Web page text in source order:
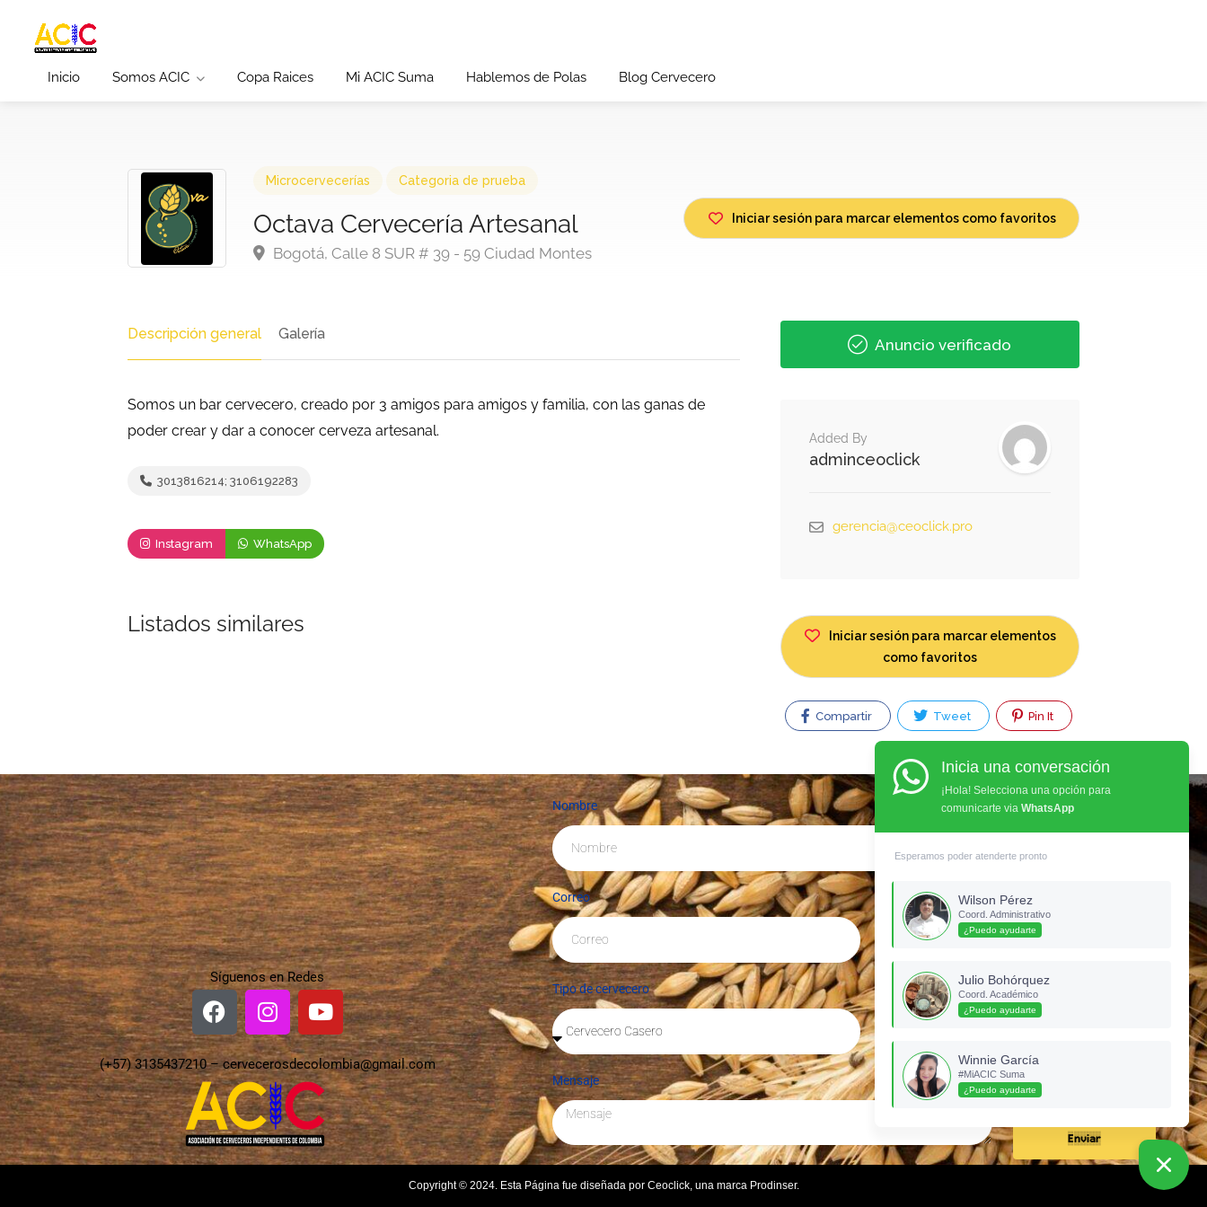
Inicio Somos ACIC Copa Raices Mi ACIC Suma Hablemos de Polas Blog Cervecero
Microcervecerías Categoria de prueba
Octava Cervecería Artesanal
Bogotá, Calle 8 SUR # 39 - 59 Ciudad Montes
Iniciar sesión para marcar elementos como favoritos
Descripción general Galería
Somos un bar cervecero, creado por 3 amigos para amigos y familia, con las ganas de
poder crear y dar a conocer cerveza artesanal.
3013816214; 3106192283
Instagram WhatsApp
Listados similares
Anuncio verificado
Added By
adminceoclick
gerencia@ceoclick.pro
Iniciar sesión para marcar elementos
como favoritos
Compartir Tweet Pin It
Síguenos en Redes
(+57) 3135437210 –cervecerosdecolombia@gmail.com
Nombre
Correo Celular
Tipo de cervecero Ubicación
Mensaje
Enviar
Copyright © 2024. Esta Página fue diseñada por Ceoclick, una marca Prodinser.
Inicia una conversación
¡Hola! Selecciona una opción para
comunicarte via WhatsApp
Esperamos poder atenderte pronto
Wilson Pérez
Coord. Administrativo
¿Puedo ayudarte
Julio Bohórquez
Coord. Académico
¿Puedo ayudarte
Winnie García
#MiACIC Suma
¿Puedo ayudarte